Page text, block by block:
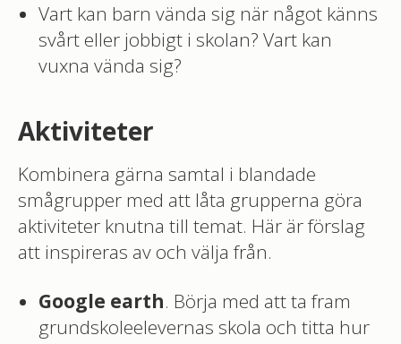
Vart kan barn vända sig när något känns
svårt eller jobbigt i skolan? Vart kan
vuxna vända sig?
Aktiviteter
Kombinera gärna samtal i blandade
smågrupper med att låta grupperna göra
aktiviteter knutna till temat. Här är förslag
att inspireras av och välja från.
Google earth. Börja med att ta fram
grundskoleelevernas skola och titta hur